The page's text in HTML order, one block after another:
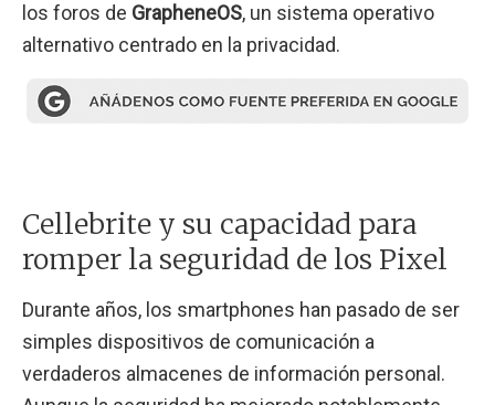
los foros de GrapheneOS, un sistema operativo
alternativo centrado en la privacidad.
Cellebrite y su capacidad para
romper la seguridad de los Pixel
Durante años, los smartphones han pasado de ser
simples dispositivos de comunicación a
verdaderos almacenes de información personal.